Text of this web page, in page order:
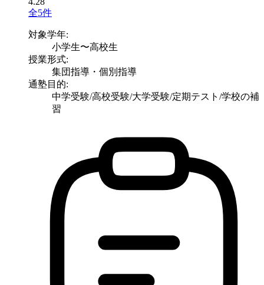
全5件
対象学年:
小学生〜高校生
授業形式:
集団指導・個別指導
通塾目的:
中学受験/高校受験/大学受験/定期テスト/学校の補
習